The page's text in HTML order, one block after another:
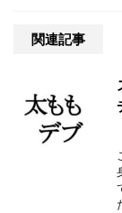
関連記事